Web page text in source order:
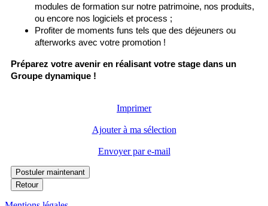
modules de formation sur notre patrimoine, nos produits,
ou encore nos logiciels et process ;
Profiter de moments funs tels que des déjeuners ou
afterworks avec votre promotion !
Préparez votre avenir en réalisant votre stage dans un
Groupe dynamique !
Imprimer
Ajouter à ma sélection
Envoyer par e-mail